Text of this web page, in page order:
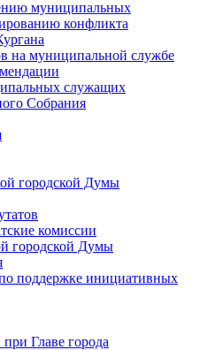
муниципальных
конфликта
на муниципальной службе
служащих
Cобрания
городской Думы
комиссии
городской Думы
поддержке инициативных
Главе города